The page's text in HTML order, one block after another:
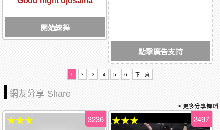
開始練舞
點擊廣告支持
1 2 3 4 5 6 下一頁
網友分享 Share
> 更多分享舞蹈
3236
★★★ 2497
★★★